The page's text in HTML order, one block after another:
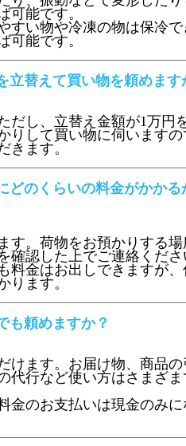
可能です。
すい物や冷凍の物は保冷
可能です。
立替えて買い物を頼めます
だし、立替え金額が1万円
りして買い物に伺います
きます。
どのくらいの料金がかか
す。荷物をお預かりする
確認した上でご連絡くだ
料金はお出しできますが
ります。
も頼めますか？
けます。お届け物、商品
代行など使い方はさまざ
金のお支払いは現金のみ